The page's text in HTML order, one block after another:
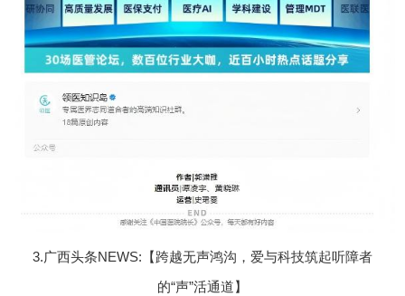
3.广西头条NEWS:【跨越无声鸿沟，爱与科技筑起听障者
的“声”活通道】